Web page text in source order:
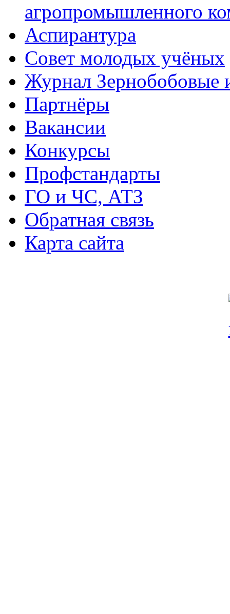
агропромышленного
Аспирантура
Совет молодых учёных
Журнал Зернобобовые
Партнёры
Вакансии
Конкурсы
Профстандарты
ГО и ЧС, АТЗ
Обратная связь
Карта сайта